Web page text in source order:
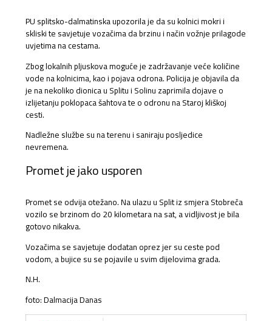
PU splitsko-dalmatinska upozorila je da su kolnici mokri i
skliski te savjetuje vozačima da brzinu i način vožnje prilagode
uvjetima na cestama.
Zbog lokalnih pljuskova moguće je zadržavanje veće količine
vode na kolnicima, kao i pojava odrona. Policija je objavila da
je na nekoliko dionica u Splitu i Solinu zaprimila dojave o
izlijetanju poklopaca šahtova te o odronu na Staroj kliškoj
cesti.
Nadležne službe su na terenu i saniraju posljedice
nevremena.
Promet je jako usporen
Promet se odvija otežano. Na ulazu u Split iz smjera Stobreča
vozilo se brzinom do 20 kilometara na sat, a vidljivost je bila
gotovo nikakva.
Vozačima se savjetuje dodatan oprez jer su ceste pod
vodom, a bujice su se pojavile u svim dijelovima grada.
N.H.
foto: Dalmacija Danas